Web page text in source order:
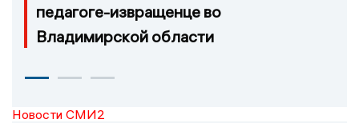
педагоге-извращенце во
Владимирской области
Новости СМИ2